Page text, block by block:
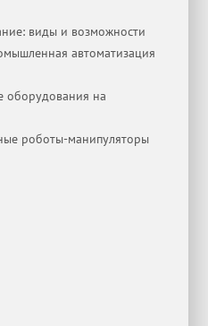
виды и возможности
автоматизация
оборудования на
роботы-манипуляторы